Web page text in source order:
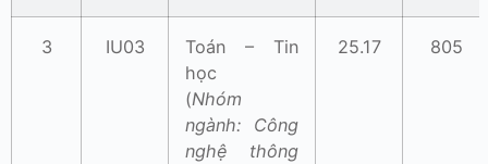
3 IU03
Toán – Tin
học
(Nhóm
ngành: Công
nghệ thông
25.17 805